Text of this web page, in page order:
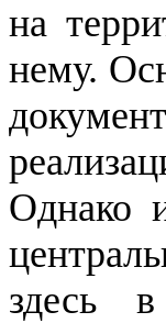
на
нему.
Однако
здесь